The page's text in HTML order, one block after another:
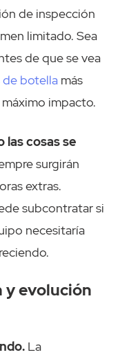
de inspección
limitado. Sea
de que se vea
de botella más
impacto.
las cosas se
surgirán
extras.
subcontratar si
necesitaría
y evolución
La